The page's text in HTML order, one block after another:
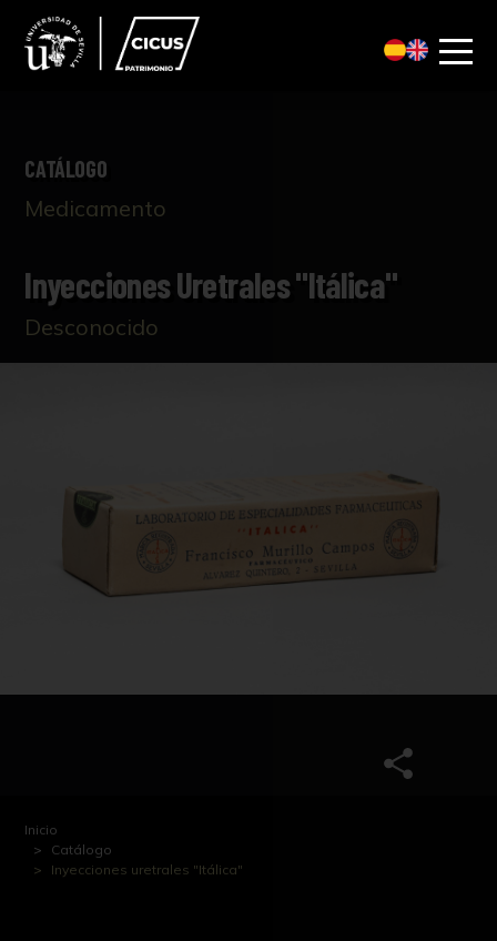
CATÁLOGO
Medicamento
Inyecciones Uretrales "Itálica"
Desconocido
Inicio
Catálogo
Inyecciones uretrales "Itálica"